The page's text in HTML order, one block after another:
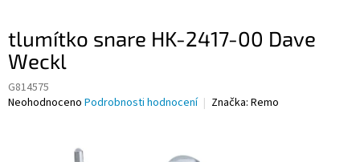
tlumítko snare HK-2417-00 Dave
Weckl
G814575
Průměrné
Neohodnoceno Podrobnosti hodnocení Značka: Remo